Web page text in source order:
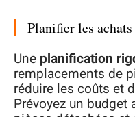
Planifier les
Une planification
remplacements de
réduire les coûts et
Prévoyez un budget